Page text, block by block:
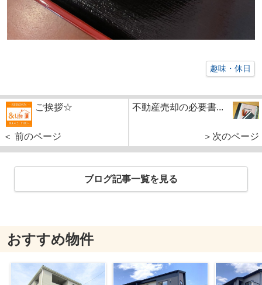
趣味・休日
ご挨拶☆
＜ 前のページ
不動産売却の必要書...
＞次のページ
ブログ記事一覧を見る
おすすめ物件